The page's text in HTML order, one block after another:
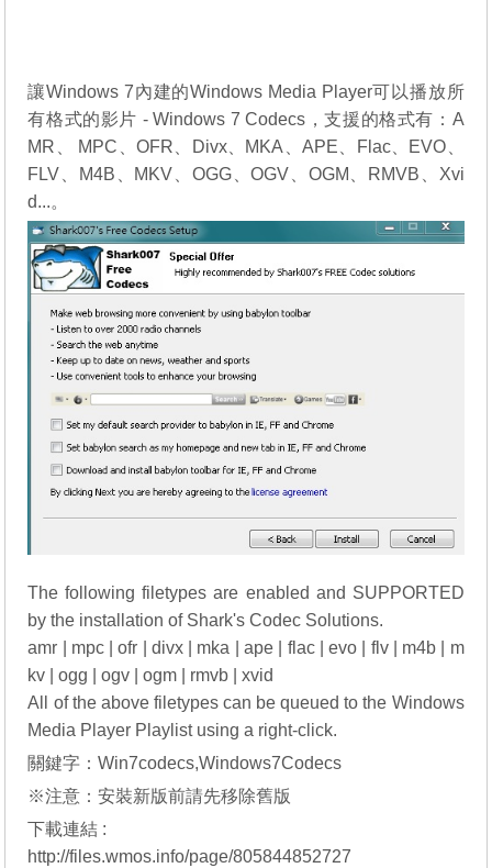
讓Windows 7內建的Windows Media Player可以播放所
有格式的影片 - Windows 7 Codecs，支援的格式有：A
MR、 MPC、OFR、Divx、MKA、APE、Flac、EVO、
FLV、M4B、MKV、OGG、OGV、OGM、RMVB、Xvi
d...。
The following filetypes are enabled and SUPPORTED
by the installation of Shark's Codec Solutions.
amr | mpc | ofr | divx | mka | ape | flac | evo | flv | m4b | m
kv | ogg | ogv | ogm | rmvb | xvid
All of the above filetypes can be queued to the Windows
Media Player Playlist using a right-click.
關鍵字：Win7codecs,Windows7Codecs
※注意：安裝新版前請先移除舊版
下載連結 :
http://files.wmos.info/page/805844852727